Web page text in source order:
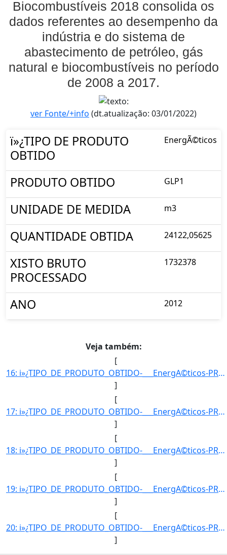
Biocombustíveis 2018 consolida os
dados referentes ao desempenho da
indústria e do sistema de
abastecimento de petróleo, gás
natural e biocombustíveis no período
de 2008 a 2017.
ver Fonte/+info (dt.atualização: 03/01/2022)
ï»¿TIPO DE PRODUTO
OBTIDO
EnergÃ©ticos
PRODUTO OBTIDO GLP1
UNIDADE DE MEDIDA m3
QUANTIDADE OBTIDA 24122,05625
XISTO BRUTO
PROCESSADO
1732378
ANO 2012
Veja também:
[
16: i»¿TIPO_DE_PRODUTO_OBTIDO-___EnergA©ticos-PRODUTO_OBTIDO-GLP1-UNIDADE_DE_MEDIDA-m3-QUANTIDADE_OBTIDA]
]
[
17: i»¿TIPO_DE_PRODUTO_OBTIDO-___EnergA©ticos-PRODUTO_OBTIDO-GLP1-UNIDADE_DE_MEDIDA-m3-QUANTIDADE_OBTIDA]
]
[
18: i»¿TIPO_DE_PRODUTO_OBTIDO-___EnergA©ticos-PRODUTO_OBTIDO-GLP1-UNIDADE_DE_MEDIDA-m3-QUANTIDADE_OBTIDA]
]
[
19: i»¿TIPO_DE_PRODUTO_OBTIDO-___EnergA©ticos-PRODUTO_OBTIDO-GLP1-UNIDADE_DE_MEDIDA-m3-QUANTIDADE_OBTIDA]
]
[
20: i»¿TIPO_DE_PRODUTO_OBTIDO-___EnergA©ticos-PRODUTO_OBTIDO-GLP1-UNIDADE_DE_MEDIDA-m3-QUANTIDADE_OBTIDA]
]